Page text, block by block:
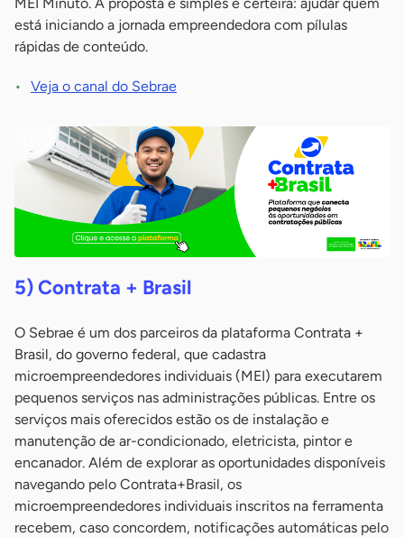
está iniciando a jornada empreendedora com pílulas
rápidas de conteúdo.
Veja o canal do Sebrae
5) Contrata + Brasil
O Sebrae é um dos parceiros da plataforma Contrata +
Brasil, do governo federal, que cadastra
microempreendedores individuais (MEI) para executarem
pequenos serviços nas administrações públicas. Entre os
serviços mais oferecidos estão os de instalação e
manutenção de ar-condicionado, eletricista, pintor e
encanador. Além de explorar as oportunidades disponíveis
navegando pelo Contrata+Brasil, os
microempreendedores individuais inscritos na ferramenta
recebem, caso concordem, notificações automáticas pelo